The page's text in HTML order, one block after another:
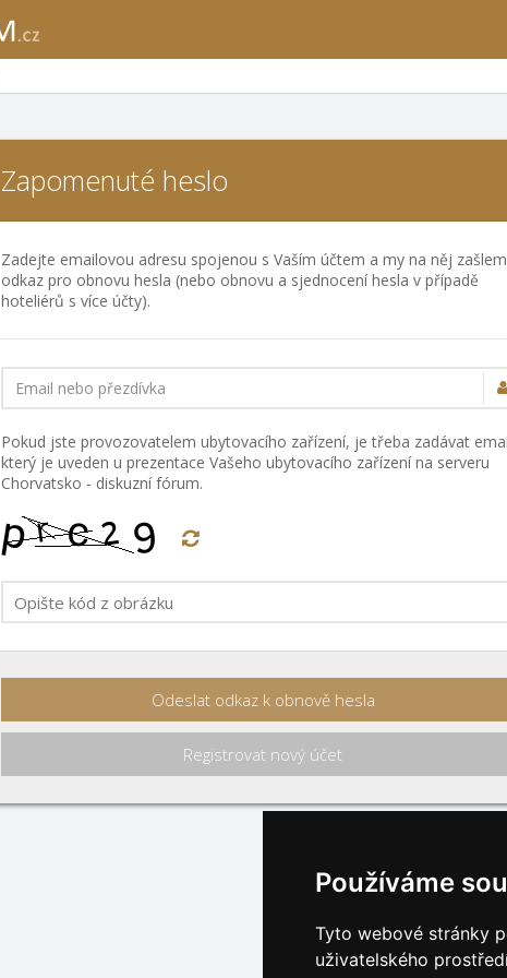
Používáme
Tyto webové stránky
uživatelského
Zapomenuté heslo
Zadejte emailovou adresu spojenou s Vaším účtem a my na něj
odkaz pro obnovu hesla (nebo obnovu a sjednocení hesla v případě
hoteliérů s více účty).
Email nebo přezdívka
Pokud jste provozovatelem ubytovacího zařízení, je třeba zadávat
který je uveden u prezentace Vašeho ubytovacího zařízení na serveru
Chorvatsko - diskuzní fórum.
Odeslat odkaz k obnově hesla
Registrovat nový účet